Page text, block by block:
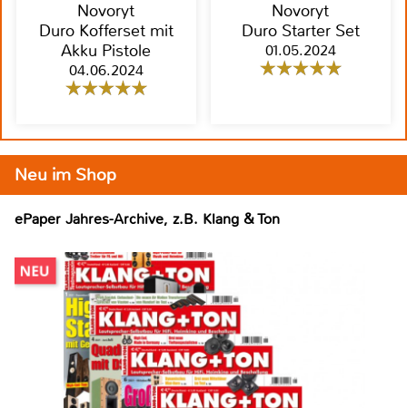
Novoryt
Duro Kofferset mit
Akku Pistole
04.06.2024
Novoryt
Duro Starter Set
01.05.2024
Neu im Shop
ePaper Jahres-Archive, z.B. Klang & Ton